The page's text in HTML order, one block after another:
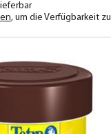
, um die Verfügbarkeit zu